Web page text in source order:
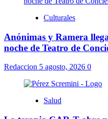
Culturales
Anónimas y Ramera
noche de Teatro de
Redaccion 5 agosto, 2026 0
Salud